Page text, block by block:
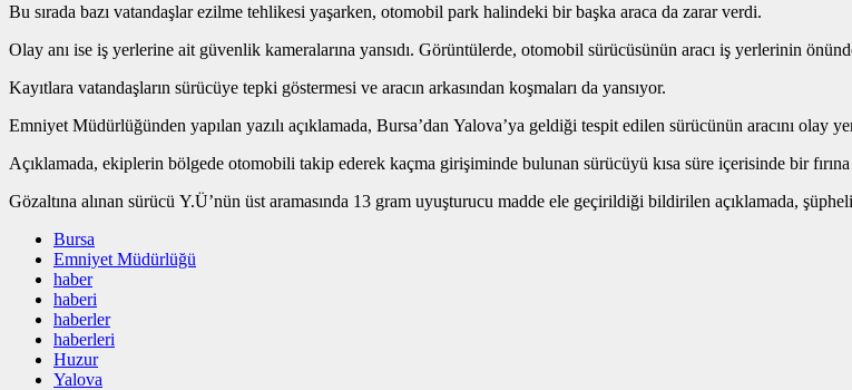
Bu sırada bazı vatandaşlar ezilme tehlikesi yaşarken, otomobil park halindeki bir başka araca da zarar verdi.
Olay anı ise iş yerlerine ait güvenlik kameralarına yansıdı. Görüntülerde, otomobil sürücüsünün aracı iş yerlerinin
Kayıtlara vatandaşların sürücüye tepki göstermesi ve aracın arkasından koşmaları da yansıyor.
Emniyet Müdürlüğünden yapılan yazılı açıklamada, Bursa’dan Yalova’ya geldiği tespit edilen sürücünün aracını olay
Açıklamada, ekiplerin bölgede otomobili takip ederek kaçma girişiminde bulunan sürücüyü kısa süre içerisinde bir
Gözaltına alınan sürücü Y.Ü’nün üst aramasında 13 gram uyuşturucu madde ele geçirildiği bildirilen açıklamada,
Bursa
Emniyet Müdürlüğü
haber
haberi
haberler
haberleri
Huzur
Yalova